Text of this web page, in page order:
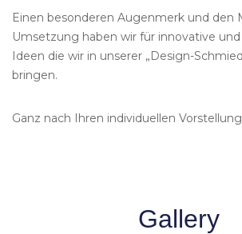
Einen besonderen Augenmerk und den
Umsetzung haben wir für innovative
Ideen die wir in unserer „Design-
bringen.
Ganz nach Ihren individuellen
Gallery